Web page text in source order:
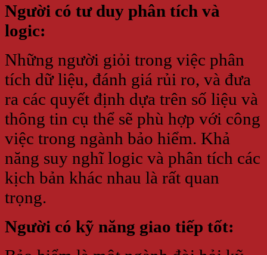
Người có tư duy phân tích và
logic:
Những người giỏi trong việc phân
tích dữ liệu, đánh giá rủi ro, và đưa
ra các quyết định dựa trên số liệu và
thông tin cụ thể sẽ phù hợp với công
việc trong ngành bảo hiểm. Khả
năng suy nghĩ logic và phân tích các
kịch bản khác nhau là rất quan
trọng.
Người có kỹ năng giao tiếp tốt: